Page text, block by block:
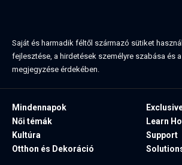
Saját és harmadik féltől származó sütiket
fejlesztése, a hirdetések személyre szabása és
megjegyzése érdekében.
Mindennapok
Női témák
Kultúra
Otthon és Dekoráció
Learn
Support